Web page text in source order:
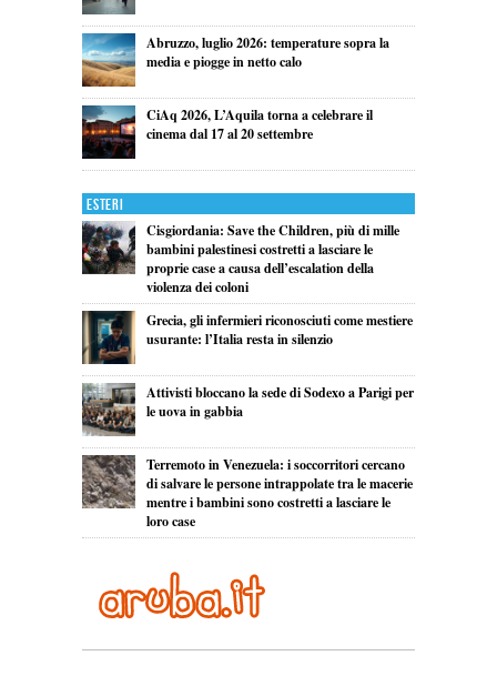
Abruzzo, luglio 2026: temperature sopra la
media e piogge in netto calo
CiAq 2026, L’Aquila torna a celebrare il
cinema dal 17 al 20 settembre
Esteri
Cisgiordania: Save the Children, più di mille
bambini palestinesi costretti a lasciare le
proprie case a causa dell’escalation della
violenza dei coloni
Grecia, gli infermieri riconosciuti come mestiere
usurante: l’Italia resta in silenzio
Attivisti bloccano la sede di Sodexo a Parigi per
le uova in gabbia
Terremoto in Venezuela: i soccorritori cercano
di salvare le persone intrappolate tra le macerie
mentre i bambini sono costretti a lasciare le
loro case